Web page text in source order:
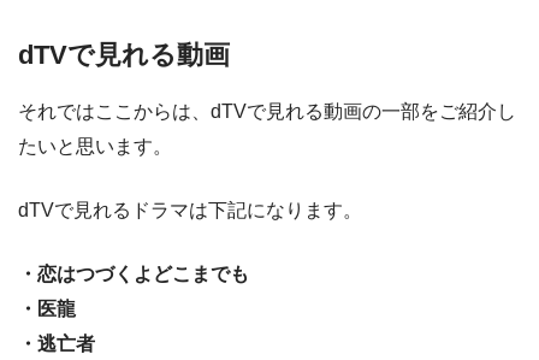
dTVで見れる動画
それではここからは、dTVで見れる動画の一部をご紹介し
たいと思います。
dTVで見れるドラマは下記になります。
・恋はつづくよどこまでも
・医龍
・逃亡者